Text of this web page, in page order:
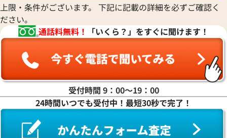
上限・条件がございます。 下記に記載の詳細を必ずご確認く
ださい。
通話料無料！
「いくら？」をすぐに聞けます！
受付時間 9：00〜19：00
24時間いつでも受付中！最短30秒で完了！